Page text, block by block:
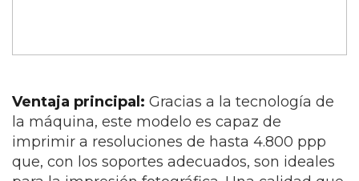
Ventaja principal: Gracias a la tecnología de
la máquina, este modelo es capaz de
imprimir a resoluciones de hasta 4.800 ppp
que, con los soportes adecuados, son ideales